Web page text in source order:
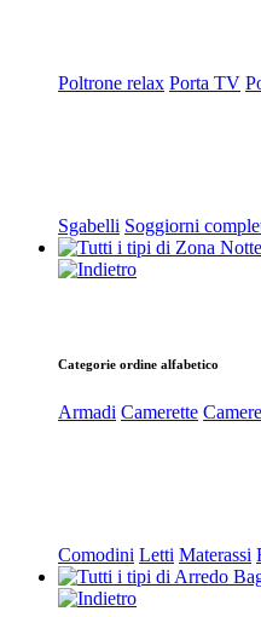
Poltrone relax Porta TV
Sgabelli Soggiorni
Categorie ordine alfabetico
Armadi Camerette
Comodini Letti Materassi